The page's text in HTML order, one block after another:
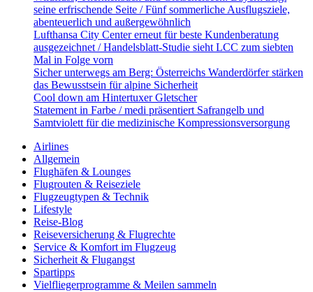
seine erfrischende Seite / Fünf sommerliche Ausflugsziele,
abenteuerlich und außergewöhnlich
Lufthansa City Center erneut für beste Kundenberatung
ausgezeichnet / Handelsblatt-Studie sieht LCC zum siebten
Mal in Folge vorn
Sicher unterwegs am Berg: Österreichs Wanderdörfer stärken
das Bewusstsein für alpine Sicherheit
Cool down am Hintertuxer Gletscher
Statement in Farbe / medi präsentiert Safrangelb und
Samtviolett für die medizinische Kompressionsversorgung
Airlines
Allgemein
Flughäfen & Lounges
Flugrouten & Reiseziele
Flugzeugtypen & Technik
Lifestyle
Reise-Blog
Reiseversicherung & Flugrechte
Service & Komfort im Flugzeug
Sicherheit & Flugangst
Spartipps
Vielfliegerprogramme & Meilen sammeln